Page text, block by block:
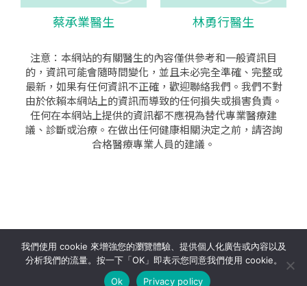
蔡承業醫生 林勇行醫生
注意：本網站的有關醫生的內容僅供參考和一般資訊目
的，資訊可能會隨時間變化，並且未必完全準確、完整或
最新，如果有任何資訊不正確，歡迎聯絡我們。我們不對
由於依賴本網站上的資訊而導致的任何損失或損害負責。
任何在本網站上提供的資訊都不應視為替代專業醫療建
議、診斷或治療。在做出任何健康相關決定之前，請咨詢
合格醫療專業人員的建議。
隱私政策 使用條款
seo公司|sem公司|網頁設計|網頁設計公司by isualsense
我們使用 cookie 來增強您的瀏覽體驗、提供個人化廣告或內容以及
分析我們的流量。按一下「OK」即表示您同意我們使用 cookie。
Ok
Privacy policy